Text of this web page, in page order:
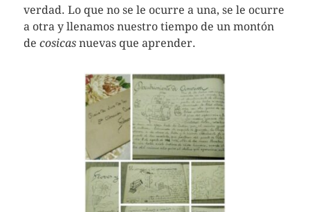
verdad. Lo que no se le ocurre a una, se le ocurre
a otra y llenamos nuestro tiempo de un montón
de cosicasnuevas que aprender.